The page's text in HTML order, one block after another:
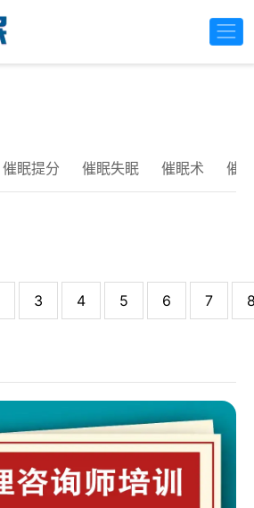
催眠提分 催眠失眠 催眠术 催
3 4 5 6 7